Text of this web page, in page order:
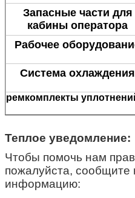
Запасные части для
кабины оператора
Рабочее
Система охлаждения
ремкомплекты
Теплое уведомление:
Чтобы помочь нам
пожалуйста,
информацию: